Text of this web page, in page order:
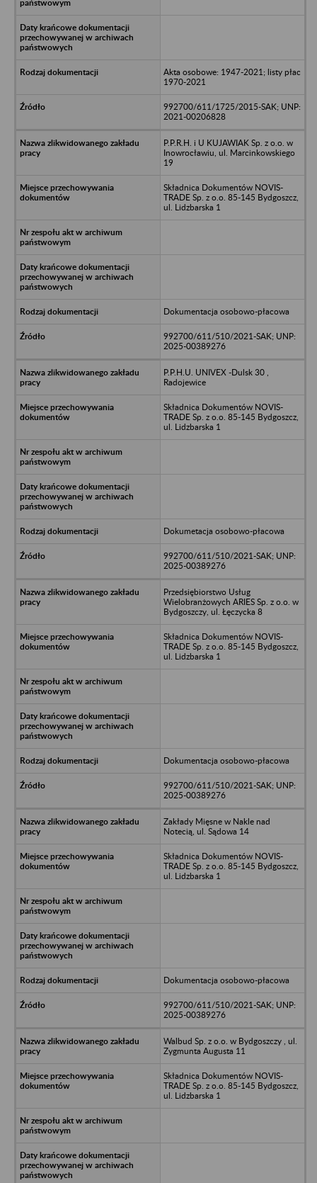
Akta osobowe: 1947-2021; listy płac
1970-2021
992700/611/1725/2015-SAK; UNP:
2021-00206828
P.P.R.H. i U KUJAWIAK Sp. z o.o. w
Inowrocławiu, ul. Marcinkowskiego
19
Składnica Dokumentów NOVIS-
TRADE Sp. z o.o. 85-145 Bydgoszcz,
ul. Lidzbarska 1
Dokumentacja osobowo-płacowa
992700/611/510/2021-SAK; UNP:
2025-00389276
P.P.H.U. UNIVEX -Dulsk 30 ,
Radojewice
Składnica Dokumentów NOVIS-
TRADE Sp. z o.o. 85-145 Bydgoszcz,
ul. Lidzbarska 1
Dokumetacja osobowo-płacowa
992700/611/510/2021-SAK; UNP:
2025-00389276
Przedsiębiorstwo Usług
Wielobranżowych ARIES Sp. z o.o. w
Bydgoszczy, ul. Łęczycka 8
Składnica Dokumentów NOVIS-
TRADE Sp. z o.o. 85-145 Bydgoszcz,
ul. Lidzbarska 1
Dokumentacja osobowo-płacowa
992700/611/510/2021-SAK; UNP:
2025-00389276
Zakłady Mięsne w Nakle nad
Notecią, ul. Sądowa 14
Składnica Dokumentów NOVIS-
TRADE Sp. z o.o. 85-145 Bydgoszcz,
ul. Lidzbarska 1
Dokumentacja osobowo-płacowa
992700/611/510/2021-SAK; UNP:
2025-00389276
Walbud Sp. z o.o. w Bydgoszczy , ul.
Zygmunta Augusta 11
Składnica Dokumentów NOVIS-
TRADE Sp. z o.o. 85-145 Bydgoszcz,
ul. Lidzbarska 1